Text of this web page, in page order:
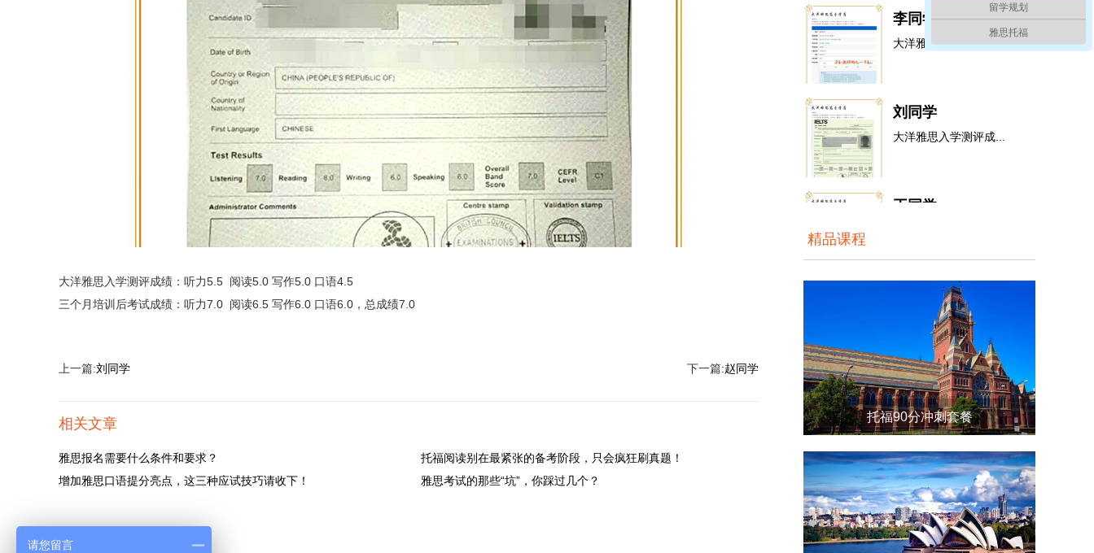
大洋雅思入学测评成绩：听力5.5 阅读5.0 写作5.0 口语4.5
三个月培训后考试成绩：听力7.0 阅读6.5 写作6.0 口语6.0，总成绩7.0
上一篇:刘同学 下一篇:赵同学
相关文章
雅思报名需要什么条件和要求？
托福阅读别在最紧张的备考阶段，只会疯狂刷真题！
增加雅思口语提分亮点，这三种应试技巧请收下！
雅思考试的那些“坑”，你踩过几个？
大洋雅思...
大洋雅思入学测评成...
大洋雅思入学测评成...
张同学
大洋雅思入学测评成...
李同学
大洋雅思...
精品课程
雅思强化6分班
留学规划
雅思托福
请您留言